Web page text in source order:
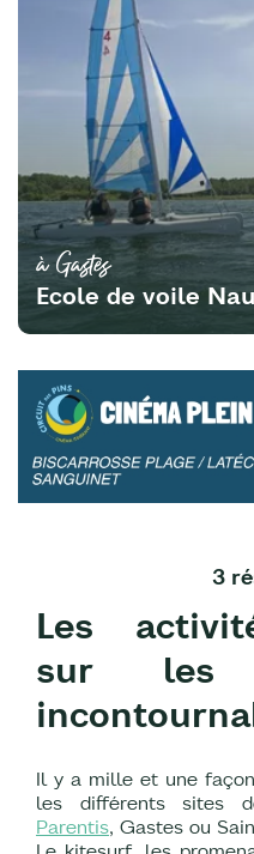
à Gastes
Ecole de voile
3
Les
sur les
Il y a mille et une
les différents sites
Parentis, Gastes ou